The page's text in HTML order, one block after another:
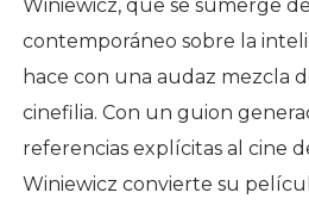
Winiewicz, que se sumerge
contemporáneo sobre la
hace con una audaz mezcla
cinefilia. Con un guion
referencias explícitas al cine
Winiewicz convierte su